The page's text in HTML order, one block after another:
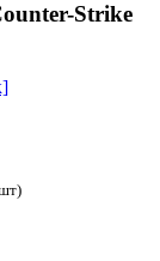
Strike